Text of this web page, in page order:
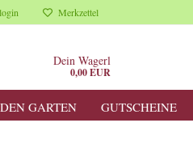
Merkzettel
Dein Wagerl
0,00 EUR
GARTEN GUTSCHEINE